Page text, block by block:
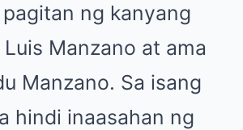
ng kanyang
Manzano at ama
Manzano. Sa isang
hindi inaasahan ng